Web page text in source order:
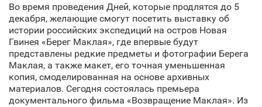
Во время проведения Дней, которые продлятся до 5
декабря, желающие смогут посетить выставку об
истории российских экспедиций на остров Новая
Гвинея «Берег Маклая», где впервые будут
представлены редкие предметы и фотографии Берега
Маклая, а также макет, его точная уменьшенная
копия, смоделированная на основе архивных
материалов. Сегодня состоялась премьера
документального фильма «Возвращение Маклая». Из